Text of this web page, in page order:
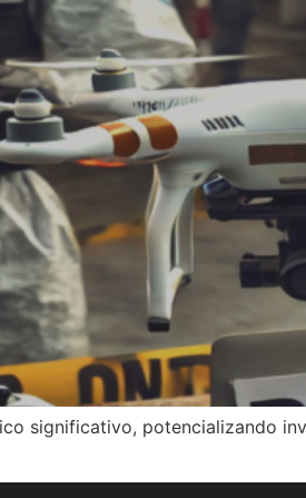
significativo, potencializando